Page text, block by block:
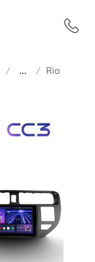
... Rio